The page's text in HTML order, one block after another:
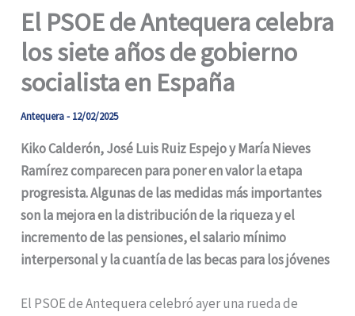
El PSOE de Antequera celebra
los siete años de gobierno
socialista en España
Antequera- 12/02/2025
Kiko Calderón, José Luis Ruiz Espejo y María Nieves
Ramírez comparecen para poner en valor la etapa
progresista. Algunas de las medidas más importantes
son la mejora en la distribución de la riqueza y el
incremento de las pensiones, el salario mínimo
interpersonal y la cuantía de las becas para los jóvenes
El PSOE de Antequera celebró ayer una rueda de